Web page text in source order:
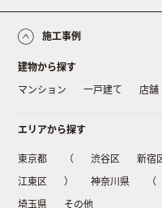
施工事例
建物から探す
マンション
一戸建て 店舗
エリアから探す
東京都 （ 渋谷区 新宿
江東区
） 神奈川県 （
埼玉県
その他